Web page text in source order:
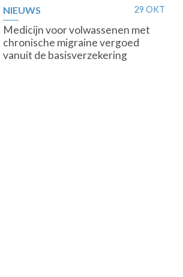
NIEUWS 29 OKT
Medicijn voor volwassenen met
chronische migraine vergoed
vanuit de basisverzekering